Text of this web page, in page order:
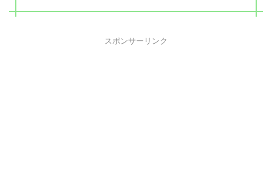
スポンサーリンク